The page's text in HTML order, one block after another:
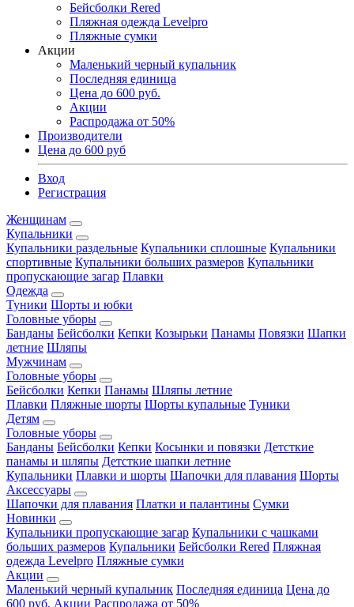
Бейсболки Rered
Пляжная одежда Levelpro
Пляжные сумки
Акции
Маленький черный купальник
Последняя единица
Цена до 600 руб.
Акции
Распродажа от 50%
Производители
Цена до 600 руб
Вход
Регистрация
Женщинам
Купальники
Купальники раздельные Купальники сплошные Купальники
спортивные Купальники больших размеров Купальники
пропускающие загар Плавки
Одежда
Туники Шорты и юбки
Головные уборы
Банданы Бейсболки Кепки Козырьки Панамы Повязки Шапки
летние Шляпы
Мужчинам
Головные уборы
Бейсболки Кепки Панамы Шляпы летние
Плавки Пляжные шорты Шорты купальные Туники
Детям
Головные уборы
Банданы Бейсболки Кепки Косынки и повязки Детсткие
панамы и шляпы Детсткие шапки летние
Купальники Плавки и шорты Шапочки для плавания Шорты
Аксессуары
Шапочки для плавания Платки и палантины Сумки
Новинки
Купальники пропускающие загар Купальники с чашками
больших размеров Купальники Бейсболки Rered Пляжная
одежда Levelpro Пляжные сумки
Акции
Маленький черный купальник Последняя единица Цена до
600 руб. Акции Распродажа от 50%